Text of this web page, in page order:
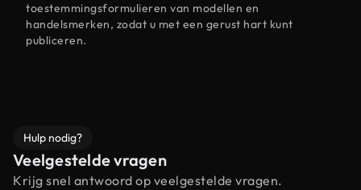
toestemmingsformulieren van modellen en
handelsmerken, zodat u met een gerust hart kunt
publiceren.
Hulp nodig?
Veelgestelde vragen
Krijg snel antwoord op veelgestelde vragen.